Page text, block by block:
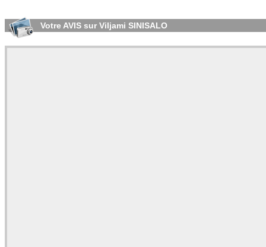
Votre AVIS sur Viljami SINISALO